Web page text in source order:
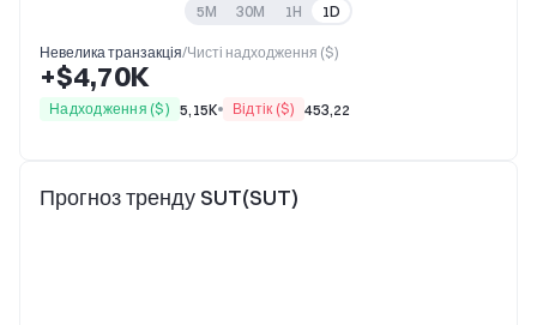
5M 30M 1H 1D
Невелика транзакція/Чисті надходження ($)
+$4,70K
Надходження ($) 5,15K Відтік ($) 453,22
Прогноз тренду SUT(SUT)